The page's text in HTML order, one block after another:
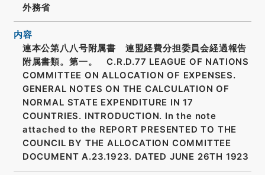
外務省
内容
連本公第八八号附属書 連盟経費分担委員会経過報告
附属書類。第一。 C.R.D.77 LEAGUE OF NATIONS
COMMITTEE ON ALLOCATION OF EXPENSES.
GENERAL NOTES ON THE CALCULATION OF
NORMAL STATE EXPENDITURE IN 17
COUNTRIES. INTRODUCTION. In the note
attached to the REPORT PRESENTED TO THE
COUNCIL BY THE ALLOCATION COMMITTEE
DOCUMENT A.23.1923. DATED JUNE 26TH 1923